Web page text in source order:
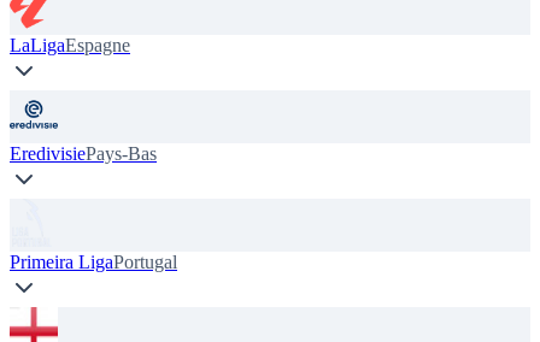
LaLigaEspagne
EredivisiePays-Bas
Primeira LigaPortugal